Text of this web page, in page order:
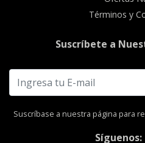
Términos y
Suscríbete a
Suscríbase a nuestra página para
Síguenos: